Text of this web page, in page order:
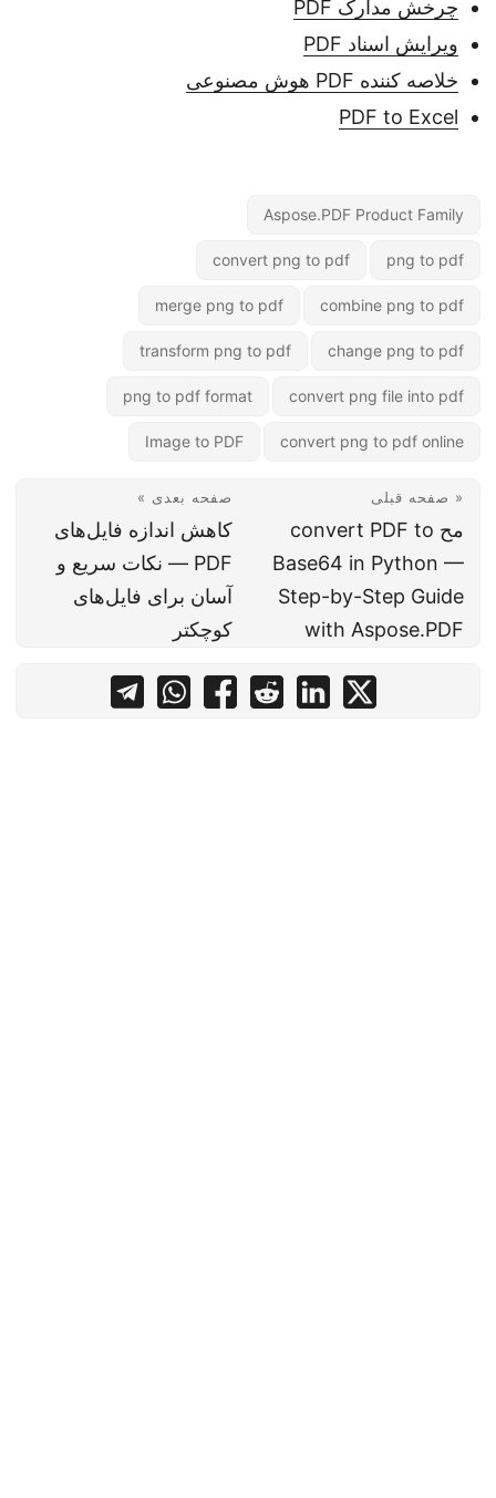
چرخش مدارک PDF
ویرایش اسناد PDF
خلاصه کننده PDF هوش مصنوعی
PDF to Excel
Aspose.PDF Product Family
png to pdf
convert png to pdf
combine png to pdf
merge png to pdf
change png to pdf
transform png to pdf
convert png file into pdf
png to pdf format
convert png to pdf online
Image to PDF
« صفحه قبلی
مح convert PDF to
Base64 in Python —
Step-by-Step Guide
with Aspose.PDF
صفحه بعدی »
کاهش اندازه فایل‌های
PDF — نکات سریع و
آسان برای فایل‌های
کوچکتر